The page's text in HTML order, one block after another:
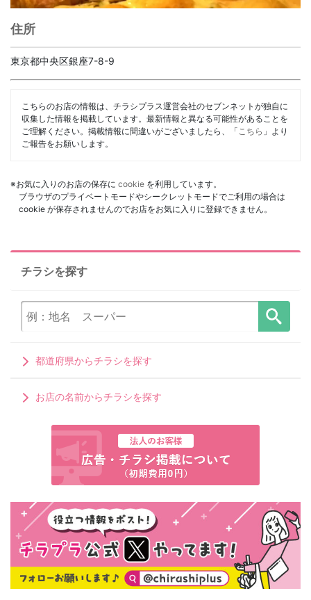
住所
東京都中央区銀座7-8-9
こちらのお店の情報は、チラシプラス運営会社のセブンネットが独自に
収集した情報を掲載しています。最新情報と異なる可能性があることを
ご理解ください。掲載情報に間違いがございましたら、「 こちら 」より
ご報告をお願いします。
※お気に入りのお店の保存に cookie を利用しています。
ブラウザのプライベートモードやシークレットモードでご利用の場合は
cookie が保存されませんのでお店をお気に入りに登録できません。
チラシを探す
都道府県からチラシを探す
お店の名前からチラシを探す